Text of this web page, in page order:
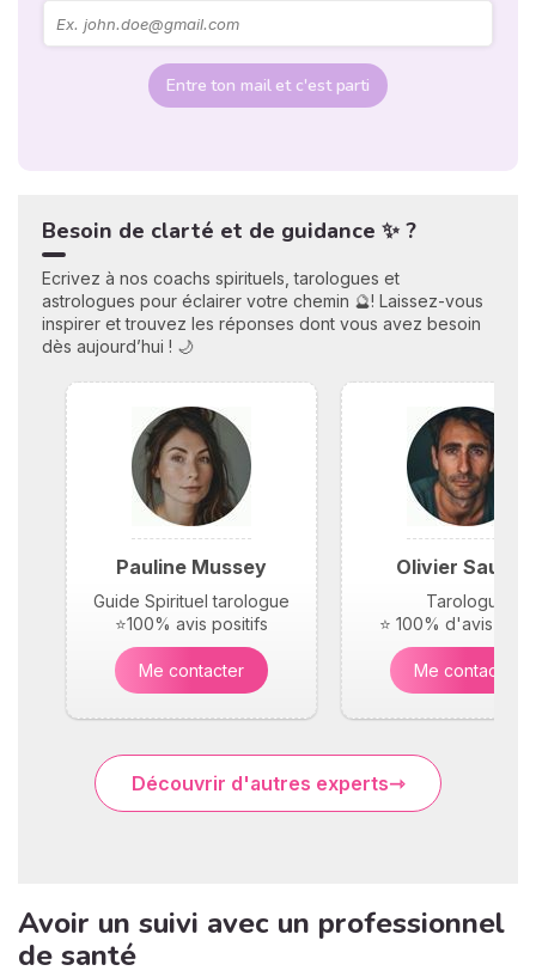
Entre ton mail et c'est parti
Besoin de clarté et de guidance ✨ ?
Ecrivez à nos coachs spirituels, tarologues et
astrologues pour éclairer votre chemin 🔮! Laissez-vous
inspirer et trouvez les réponses dont vous avez besoin
dès aujourd’hui ! 🌙
Pauline Mussey
Guide Spirituel tarologue
⭐100% avis positifs
Me contacter
Olivier Saunier
Tarologue
⭐ 100% d'avis
Me contacter
Découvrir d'autres experts
Avoir un suivi avec un professionnel
de santé